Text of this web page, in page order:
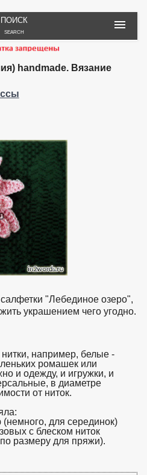
ПОИСК
SEARCH
ПУТЕШЕСТВИЯ
handmade. Вязание
"Лебединое озеро",
украшением чего угодно.
нитки, например, белые -
ромашек или
и одежду, и игружки, и
в диаметре
от ниток.
для серединок)
с блеском ниток
размеру для пряжи).